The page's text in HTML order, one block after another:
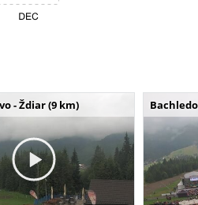
- Ždiar (9 km)